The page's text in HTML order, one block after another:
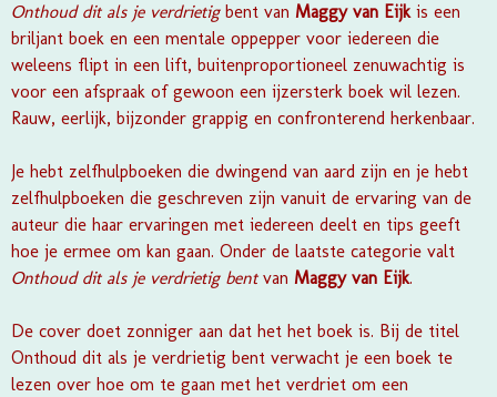
Onthoud dit als je verdrietigbent van Maggy van Eijkis een
briljant boek en een mentale oppepper voor iedereen die
weleens flipt in een lift, buitenproportioneel zenuwachtig is
voor een afspraak of gewoon een ijzersterk boek wil lezen.
Rauw, eerlijk, bijzonder grappig en confronterend herkenbaar.
Je hebt zelfhulpboeken die dwingend van aard zijn en je hebt
zelfhulpboeken die geschreven zijn vanuit de ervaring van de
auteur die haar ervaringen met iedereen deelt en tips geeft
hoe je ermee om kan gaan. Onder de laatste categorie valt
Onthoud dit als je verdrietig bentvan Maggy van Eijk.
De cover doet zonniger aan dat het het boek is. Bij de titel
Onthoud dit als je verdrietig bent verwacht je een boek te
lezen over hoe om te gaan met het verdriet om een